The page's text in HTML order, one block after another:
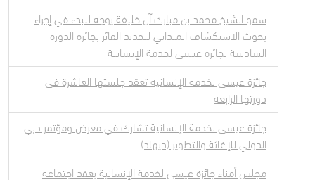
سمو الشيخ محمد بن مبارك آل خليفة يوجه للبدء في إجراء
بحوث الاستكشاف الميداني لتحديد الفائز بجائزة الدورة
السادسة لجائزة عيسى لخدمة الإنسانية
جائزة عيسى لخدمة الإنسانية تعقد جلستها العاشرة في
دورتها الرابعة
جائزة عيسى لخدمة الإنسانية تشارك في معرض ومؤتمر دبي
الدولي للإغاثة والتطوير (ديهاد)
مجلس أمناء جائزة عيسى لخدمة الإنسانية يعقد اجتماعه